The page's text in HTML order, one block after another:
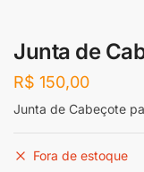
Junta de
R$ 150,00
Junta de Cabeçote
Fora de estoque